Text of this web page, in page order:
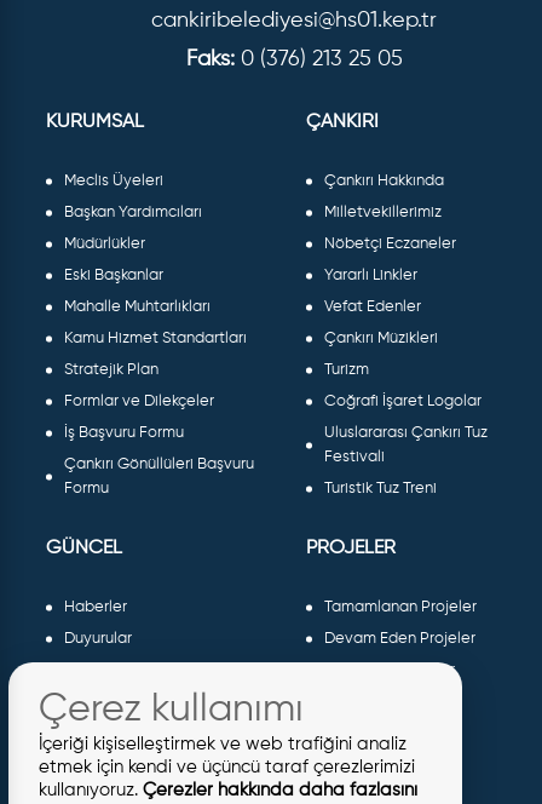
cankiribelediyesi@hs01.kep.tr
Faks: 0 (376) 213 25 05
KURUMSAL
Meclis Üyeleri
Başkan Yardımcıları
Müdürlükler
Eski Başkanlar
Mahalle Muhtarlıkları
Kamu Hizmet Standartları
Stratejik Plan
Formlar ve Dilekçeler
İş Başvuru Formu
Çankırı Gönüllüleri Başvuru
Formu
ÇANKIRI
Çankırı Hakkında
Milletvekillerimiz
Nöbetçi Eczaneler
Yararlı Linkler
Vefat Edenler
Çankırı Müzikleri
Turizm
Coğrafi İşaret Logolar
Uluslararası Çankırı Tuz
Festivali
Turistik Tuz Treni
GÜNCEL
Haberler
Duyurular
Galeri
Etkinlikler
Meclis Kararları
İhaleler
PROJELER
Tamamlanan Projeler
Devam Eden Projeler
Planlanan Projeler
Sosyal Projeler
Çerez kullanımı
İçeriği kişiselleştirmek ve web trafiğini analiz
etmek için kendi ve üçüncü taraf çerezlerimizi
kullanıyoruz. Çerezler hakkında daha fazlasını